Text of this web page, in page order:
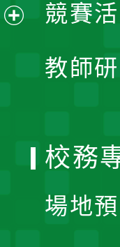
競賽
教師
開
校務
場地